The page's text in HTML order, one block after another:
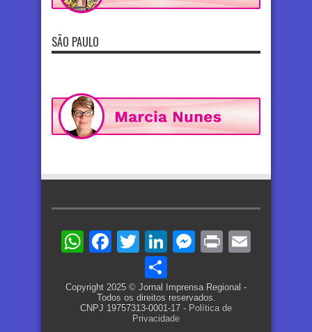
SÃO PAULO
WhatsApp
Facebook
TwitterLinkedIn
Messenger
Print
Copyright 2025 © Jornal Imprensa Regional -
Todos os direitos reservados.
CNPJ 19757313-0001-17 - Política de
Privacidade